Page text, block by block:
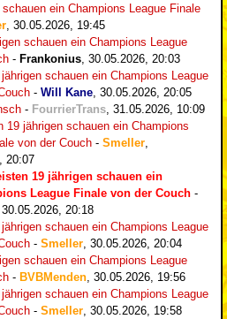
ein Champions League Finale
30.05.2026, 19:45
schauen ein Champions League
- Frankonius 30.05.2026, 20:03
schauen ein Champions League
- Will Kane 30.05.2026, 20:05
- FourrierTrans 31.05.2026, 10:09
19 jährigen schauen ein Champions
von der Couch - Smeller
20:07
19 jährigen schauen ein
League Finale von der Couch -
30.05.2026, 20:18
schauen ein Champions League
- Smeller 30.05.2026, 20:04
schauen ein Champions League
- BVBMenden 30.05.2026, 19:56
schauen ein Champions League
- Smeller 30.05.2026, 19:58